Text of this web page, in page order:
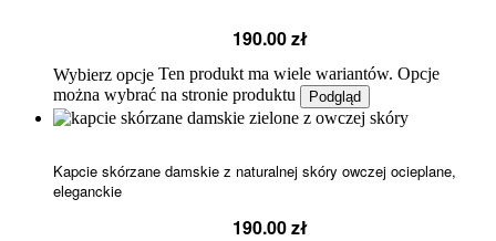
190.00zł
Wybierz opcje Ten produkt ma wiele wariantów. Opcje
można wybrać na stronie produktu
Podgląd
Kapcie skórzane damskie z naturalnej skóry owczej ocieplane,
eleganckie
190.00zł